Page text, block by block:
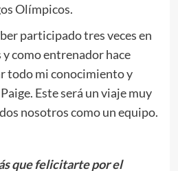
Olímpicos.
participado tres veces en
como entrenador hace
todo mi conocimiento y
Este será un viaje muy
nosotros como un equipo.
que felicitarte por el